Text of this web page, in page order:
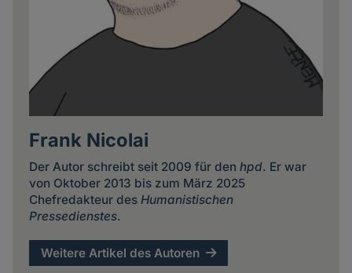
Frank Nicolai
Der Autor schreibt seit 2009 für den hpd. Er war
von Oktober 2013 bis zum März 2025
Chefredakteur des Humanistischen
Pressedienstes.
Weitere Artikel des Autoren